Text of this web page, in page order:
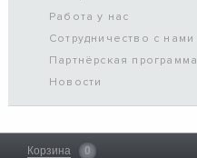
Работа у нас
Сотрудничество с нами
Партнёрская программа
Новости
Корзина 0